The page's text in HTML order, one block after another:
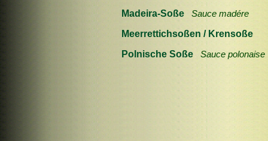
Madeira-Soße
Sauce madére
Meerrettichsoßen / Krensoße
Polnische Soße
Sauce polonaise